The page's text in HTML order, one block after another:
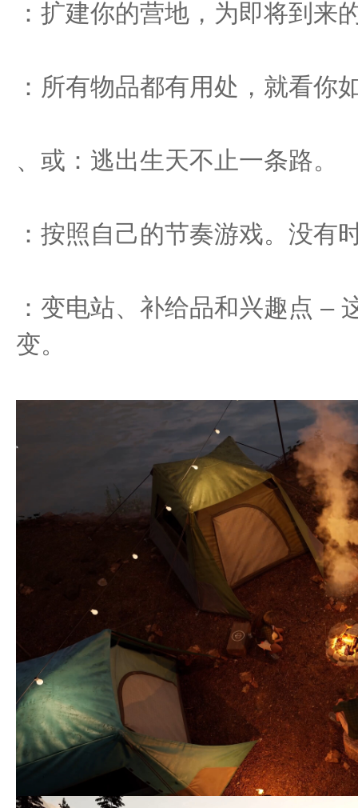
：扩建你的营地，为即将到来
：所有物品都有用处，就看你
、或：逃出生天不止一条路。
：按照自己的节奏游戏。没有
：变电站、补给品和兴趣点 –
变。